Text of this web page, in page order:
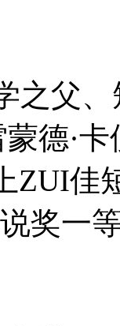
父、
德·卡
ZUI佳
奖一